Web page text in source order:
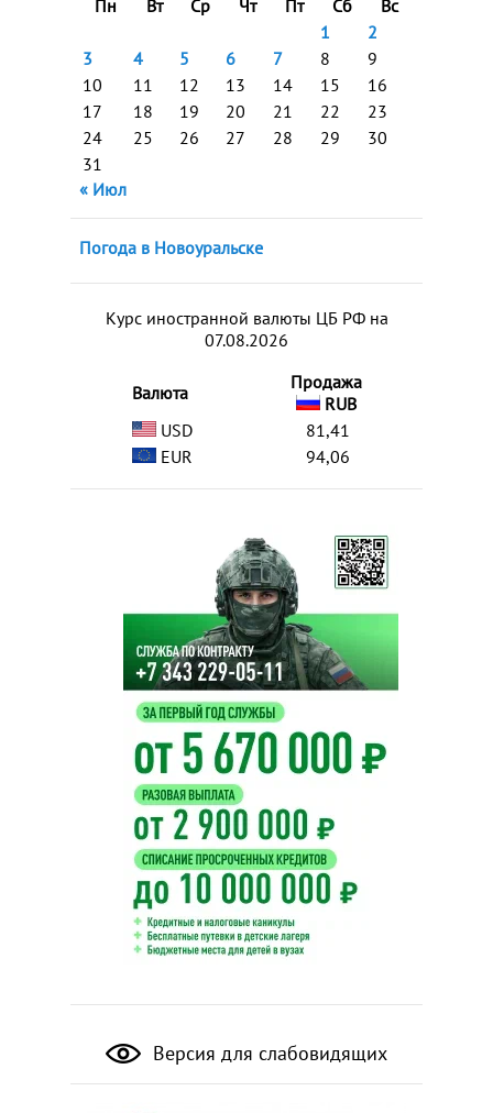
Пн Вт Ср Чт Пт Сб
Вс
1
2
3
4 5 6 7 8
9
10
11 12 13 14 15
16
17
18 19 20 21 22
23
24
25 26 27 28 29
30
31
« Июл
Погода в Новоуральске
Курс иностранной валюты ЦБ РФ на
07.08.2026
Валюта
Продажа
RUB
USD
81,41
EUR
94,06
Версия для слабовидящих